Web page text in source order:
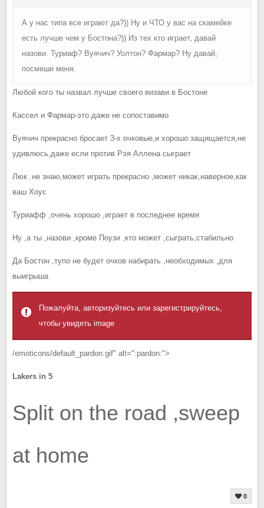
А у нас типа все играют да?)) Ну и ЧТО у вас на скамейке
есть лучше чем у Бостона?)) Из тех кто играет, давай
назови. Туриаф? Вуячич? Уолтон? Фармар? Ну давай,
посмеши меня.
Любой кого ты назвал лучше своего визави в Бостоне
Кассел и Фармар-это даже не сопоставимо
Вуячич прекрасно бросает 3-х очковые,и хорошо защищается,не
удивлюсь,даже если против Рэя Аллена сыграет
Люк .не знаю,может играть прекрасно ,может никак,наверное,как
ваш Хоус
Туриафф ,очень хорошо ,играет в последнее время
Ну ,а ты ,назови ,кроме Поузи ,кто может ,сыграть,стабильно
Да Бостон ,тупо не будет очков набирать ,необходимых ,для
выигрыша
Пожалуйта, авторизуйтесь или зарегистрируйтесь,
чтобы увидеть image
/emoticons/default_pardon.gif" alt=":pardon:">
Lakers in 5
Split on the road ,sweep
at home
0